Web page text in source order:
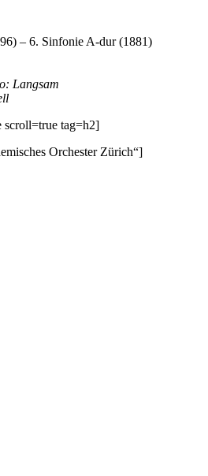
– 6. Sinfonie A-dur (1881)
Langsam
scroll=true tag=h2]
Orchester Zürich“]